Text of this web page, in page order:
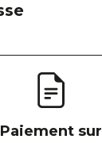
Paiement sur